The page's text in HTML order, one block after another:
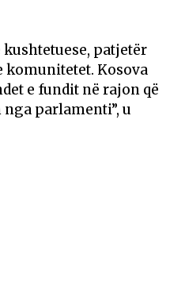
patjetër
komunitetet. Kosova
e fundit në rajon që
parlamenti”, u